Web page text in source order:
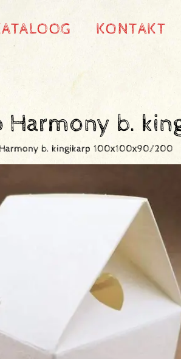
KONTAKT
Harmony b.
Harmony b. kingikarp 100x100x90/200